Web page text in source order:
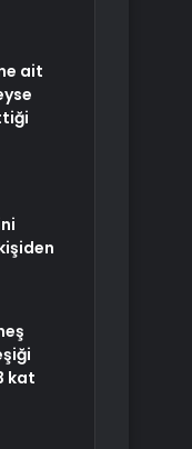
ait
kat